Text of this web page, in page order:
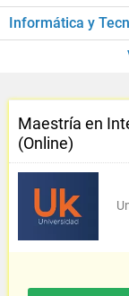
Informática y
Maestría en
(Online)